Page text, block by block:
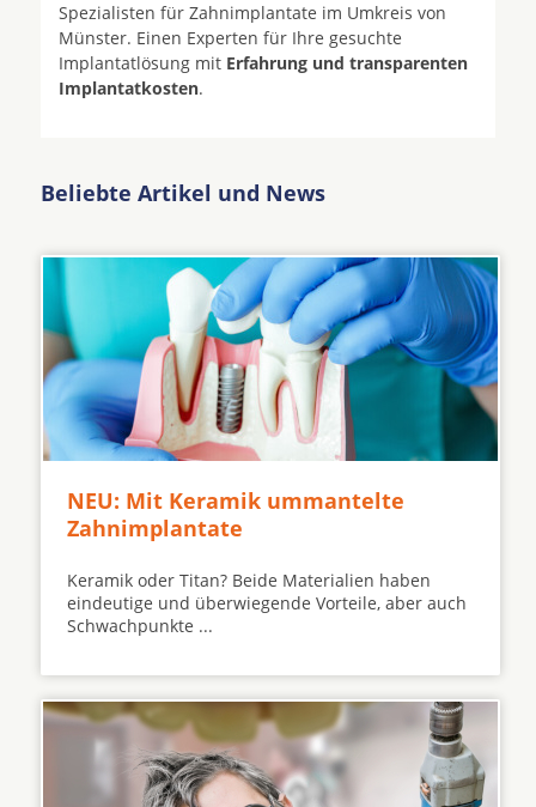
Spezialisten für Zahnimplantate im Umkreis von
Münster. Einen Experten für Ihre gesuchte
Implantatlösung mit Erfahrung und transparenten
Implantatkosten.
Beliebte Artikel und News
NEU: Mit Keramik ummantelte
Zahnimplantate
Keramik oder Titan? Beide Materialien haben
eindeutige und überwiegende Vorteile, aber auch
Schwachpunkte ...